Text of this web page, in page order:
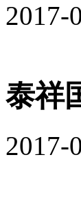
2017-
泰祥
2017-